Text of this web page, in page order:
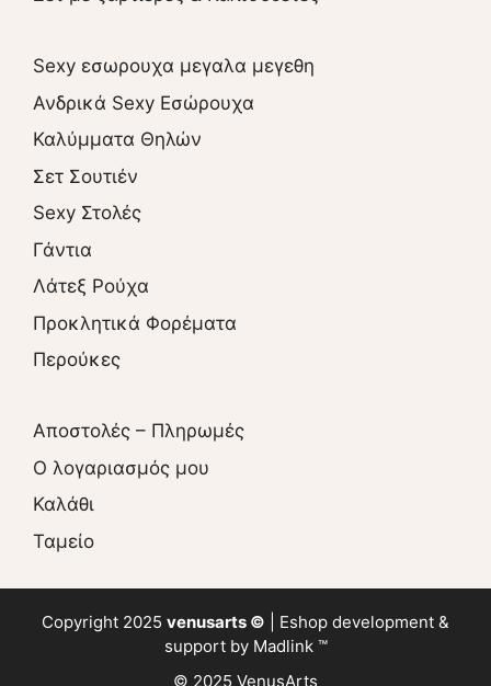
Sexy εσωρουχα μεγαλα μεγεθη
Ανδρικά Sexy Εσώρουχα
Καλύμματα Θηλών
Σετ Σουτιέν
Sexy Στολές
Γάντια
Λάτεξ Ρούχα
Προκλητικά Φορέματα
Περούκες
Αποστολές – Πληρωμές
O λογαριασμός μου
Καλάθι
Ταμείο
Copyright 2025 venusarts © Eshop development &
support by Madlink ™
© 2025 VenusArts